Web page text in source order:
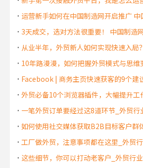
3天成交，选对方法很重要！ 中国制造